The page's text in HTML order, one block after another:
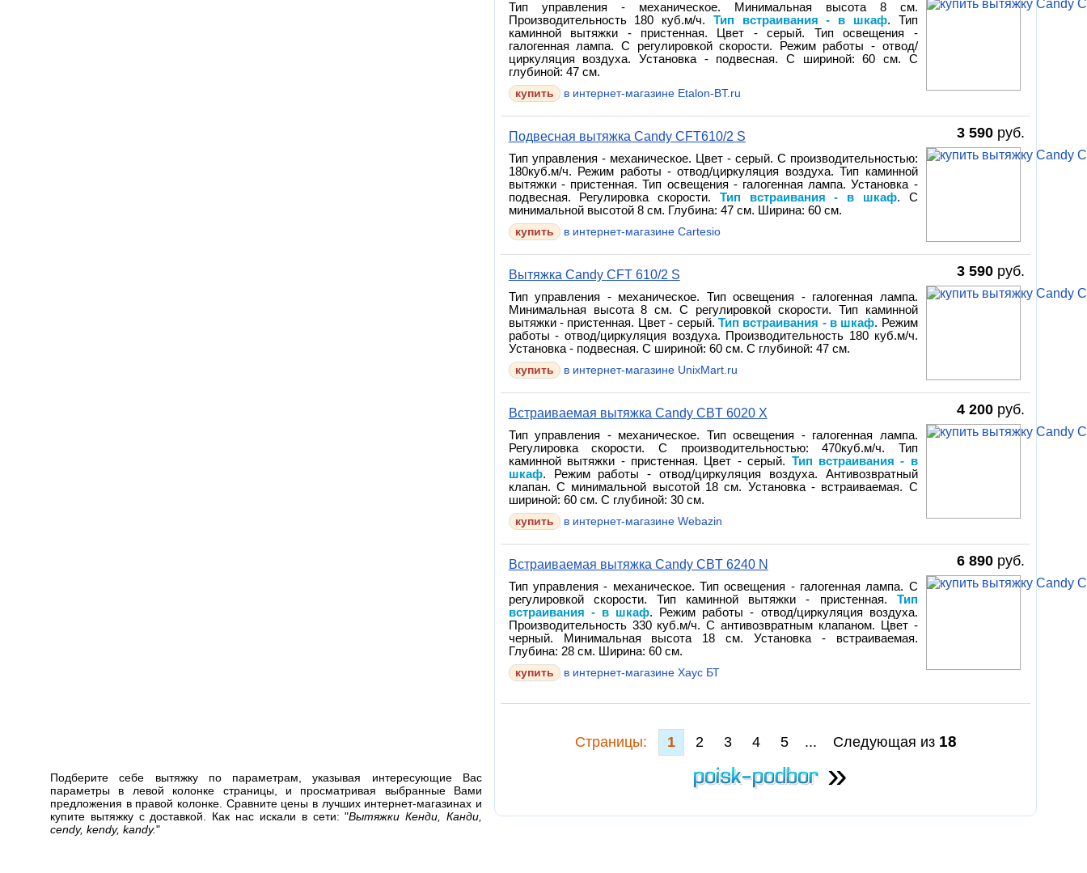
Тип управления - механическое. Минимальная высота 8 см.
Производительность 180 куб.м/ч. Тип встраивания - в шкаф. Тип
каминной вытяжки - пристенная. Цвет - серый. Тип освещения -
галогенная лампа. С регулировкой скорости. Режим работы - отвод/
циркуляция воздуха. Установка - подвесная. С шириной: 60 см. С
глубиной: 47 см.
в интернет-магазине Etalon-BT.ru
3 590руб.
Подвесная вытяжка Candy CFT610/2 S
Тип управления - механическое. Цвет - серый. С производительностью:
180куб.м/ч. Режим работы - отвод/циркуляция воздуха. Тип каминной
вытяжки - пристенная. Тип освещения - галогенная лампа. Установка -
подвесная. Регулировка скорости. Тип встраивания - в шкаф. С
минимальной высотой 8 см. Глубина: 47 см. Ширина: 60 см.
в интернет-магазине Cartesio
3 590руб.
Вытяжка Candy CFT 610/2 S
Тип управления - механическое. Тип освещения - галогенная лампа.
Минимальная высота 8 см. С регулировкой скорости. Тип каминной
вытяжки - пристенная. Цвет - серый. Тип встраивания - в шкаф. Режим
работы - отвод/циркуляция воздуха. Производительность 180 куб.м/ч.
Установка - подвесная. С шириной: 60 см. С глубиной: 47 см.
в интернет-магазине UnixMart.ru
4 200руб.
Встраиваемая вытяжка Candy CBT 6020 X
Тип управления - механическое. Тип освещения - галогенная лампа.
Регулировка скорости. С производительностью: 470куб.м/ч. Тип
каминной вытяжки - пристенная. Цвет - серый. Тип встраивания - в
шкаф. Режим работы - отвод/циркуляция воздуха. Антивозвратный
клапан. С минимальной высотой 18 см. Установка - встраиваемая. С
шириной: 60 см. С глубиной: 30 см.
в интернет-магазине Webazin
6 890руб.
Встраиваемая вытяжка Candy CBT 6240 N
Тип управления - механическое. Тип освещения - галогенная лампа. С
регулировкой скорости. Тип каминной вытяжки - пристенная. Тип
встраивания - в шкаф. Режим работы - отвод/циркуляция воздуха.
Производительность 330 куб.м/ч. С антивозвратным клапаном. Цвет -
черный. Минимальная высота 18 см. Установка - встраиваемая.
Глубина: 28 см. Ширина: 60 см.
в интернет-магазине Хаус БТ
Cтраницы: 1 2 3 4 5 ... Следующая из 18
»
Подберите себе вытяжку по параметрам, указывая интересующие Вас
параметры в левой колонке страницы, и просматривая выбранные Вами
предложения в правой колонке. Сравните цены в лучших интернет-магазинах и
купите вытяжку с доставкой. Как нас искали в сети: "Вытяжки Кенди, Канди,
cendy, kendy, kandy."